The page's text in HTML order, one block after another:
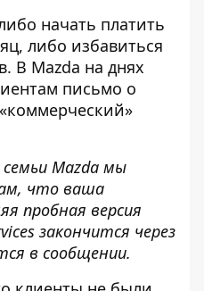
начать платить
либо избавиться
В Mazda на днях
письмо о
Mazda мы
что ваша
пробная версия
закончится через
в сообщении.